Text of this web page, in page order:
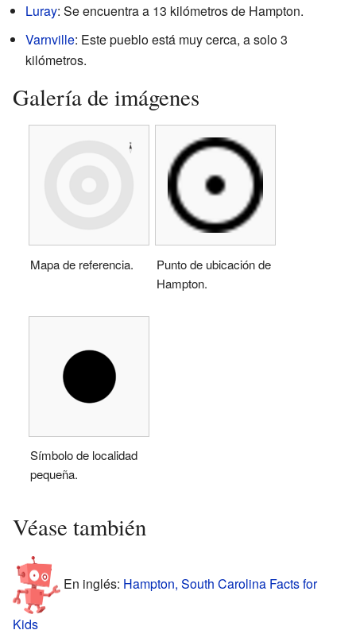
Luray: Se encuentra a 13 kilómetros de Hampton.
Varnville: Este pueblo está muy cerca, a solo 3
kilómetros.
Galería de imágenes
Mapa de referencia.
Punto de ubicación de
Hampton.
Símbolo de localidad
pequeña.
Véase también
En inglés: Hampton, South Carolina Facts for
Kids